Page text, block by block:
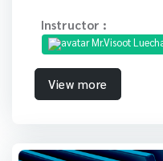
Instructor :
Mr.Visoot
View more